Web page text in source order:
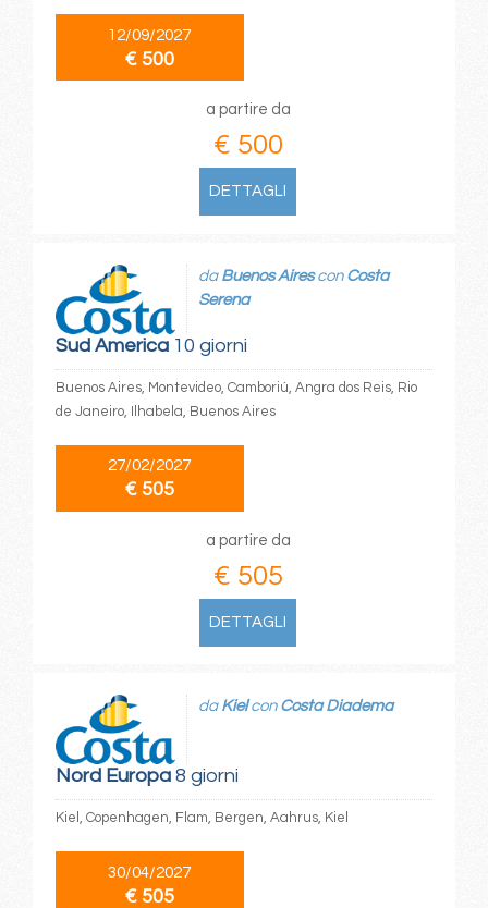
12/09/2027
€ 500
a partire da
€ 500
DETTAGLI
Sud America10 giorni
da Buenos Airescon Costa
Serena
Buenos Aires, Montevideo, Camboriú, Angra dos Reis, Rio
de Janeiro, Ilhabela, Buenos Aires
27/02/2027
€ 505
a partire da
€ 505
DETTAGLI
Nord Europa8 giorni
da Kielcon Costa Diadema
Kiel, Copenhagen, Flam, Bergen, Aahrus, Kiel
30/04/2027
€ 505